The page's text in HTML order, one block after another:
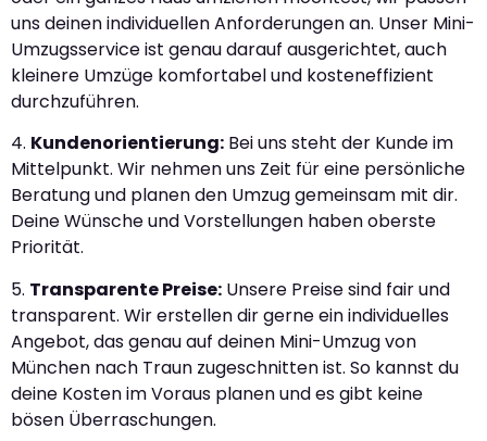
uns deinen individuellen Anforderungen an. Unser Mini-
Umzugsservice ist genau darauf ausgerichtet, auch
kleinere Umzüge komfortabel und kosteneffizient
durchzuführen.
4. Kundenorientierung: Bei uns steht der Kunde im
Mittelpunkt. Wir nehmen uns Zeit für eine persönliche
Beratung und planen den Umzug gemeinsam mit dir.
Deine Wünsche und Vorstellungen haben oberste
Priorität.
5. Transparente Preise: Unsere Preise sind fair und
transparent. Wir erstellen dir gerne ein individuelles
Angebot, das genau auf deinen Mini-Umzug von
München nach Traun zugeschnitten ist. So kannst du
deine Kosten im Voraus planen und es gibt keine
bösen Überraschungen.